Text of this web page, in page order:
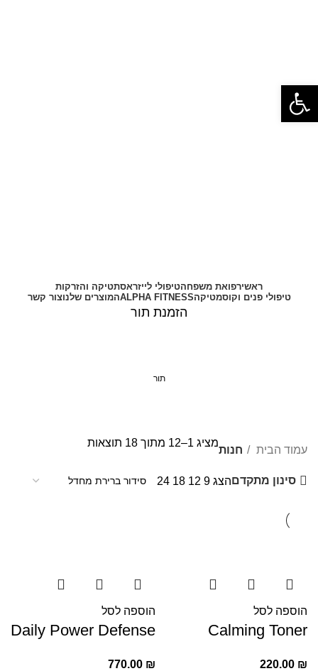
ראשירפואת משפחהטיפולי לייזראסתטיקה והזרקות
טיפולי פנים וקוסמטיקהALPHA FITNESSהמוצרים שלנוצור קשר
הזמנת תור
תור
עמוד הבית חנות
מציג 1–12 מתוך 18 תוצאות
סינון מתקדםהצג9
12
18
24
הוספה לסל
Calming Toner
220.00 ₪
הוספה לסל
Daily Power Defense
770.00 ₪
פתח סרגל נגישות